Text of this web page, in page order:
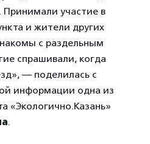
Принимали участие в
и жители других
с раздельным
спрашивали, когда
— поделилась с
информации одна из
«Экологично.Казань»
.